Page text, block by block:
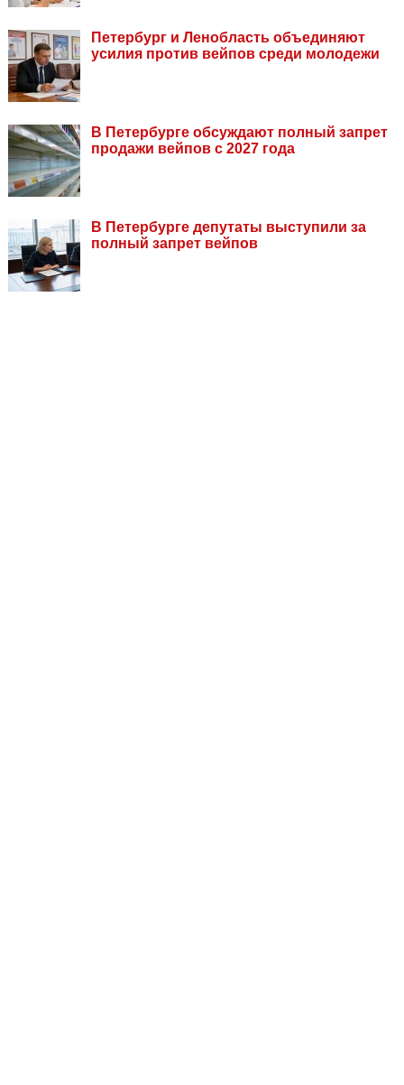
Петербург и Ленобласть объединяют
усилия против вейпов среди молодежи
В Петербурге обсуждают полный запрет
продажи вейпов с 2027 года
В Петербурге депутаты выступили за
полный запрет вейпов